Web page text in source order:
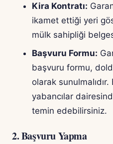
Kira Kontratı:
ikamet ettiği yeri
mülk sahipliği
Başvuru Formu:
başvuru formu,
olarak
yabancılar
temin edebilirsiniz.
2. Başvuru Yapma